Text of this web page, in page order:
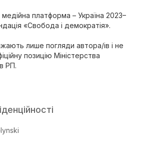
платформа – Україна 2023–
«Свобода і демократія».
лише погляди автора/ів і не
позицію Міністерства
РП.